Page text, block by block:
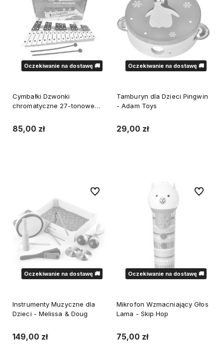
Oczekiwanie na dostawę 🚚
Cymbałki Dzwonki
chromatyczne 27-tonowe
85,00 zł
Oczekiwanie na dostawę 🚚
Tamburyn dla Dzieci Pingwin
- Adam Toys
29,00 zł
Oczekiwanie na dostawę 🚚
Instrumenty Muzyczne dla
Dzieci - Melissa & Doug
149,00 zł
Do ulubionych
Oczekiwanie na dostawę 🚚
Mikrofon Wzmacniający Głos
Lama - Skip Hop
75,00 zł
Do